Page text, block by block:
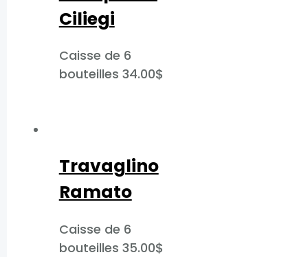
Ciliegi​
Caisse de 6
bouteilles 34.00$
Travaglino
Ramato​
Caisse de 6
bouteilles 35.00$